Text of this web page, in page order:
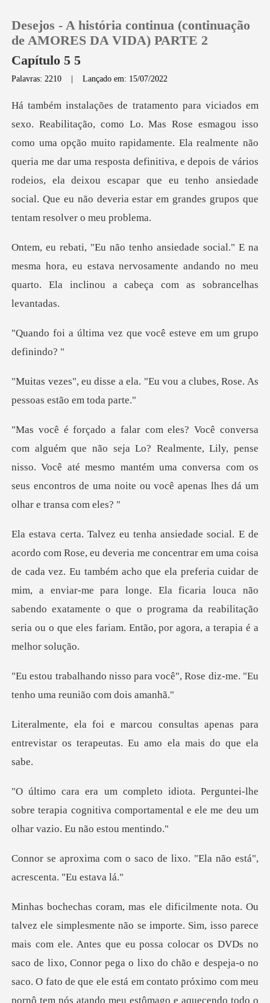
Loja
Histórico
Sair
Desejos - A história continua (continuação
de AMORES DA VIDA) PARTE 2
Capítulo 5 5
Palavras: 2210 |Lançado em: 15/07/2022
o muito rapidamente. Ela realmente não
queria me dar uma resposta definitiva, e depois de vários
rodeios, ela deixou
mesma hora, eu estava nervosamente andando no meu
quarto
ez que você esteve em
a. "Eu vou a clubes, Rose. As
o? Realmente, Lily, pense
nisso. Você até mesmo mantém uma conversa com os
se
cada vez. Eu também acho que ela preferia cuidar de
mim, a enviar-me para longe. Ela ficaria louca não
sabendo exat
a você", Rose diz-me. "Eu
tenho
tas apenas para
entrevistar os terape
-lhe
sobre terapia cognitiva comportamental e el
co de lixo. "Ela não está",
is com ele. Antes que eu possa colocar os DVDs no
saco de lixo, Connor pega o lixo do chão e despeja-o no
saco. O